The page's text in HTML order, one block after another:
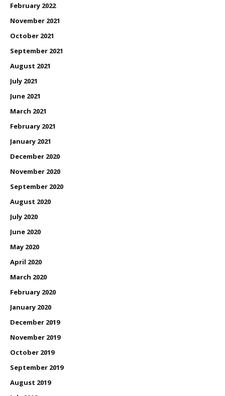
February 2022
November 2021
October 2021
September 2021
August 2021
July 2021
June 2021
March 2021
February 2021
January 2021
December 2020
November 2020
September 2020
August 2020
July 2020
June 2020
May 2020
April 2020
March 2020
February 2020
January 2020
December 2019
November 2019
October 2019
September 2019
August 2019